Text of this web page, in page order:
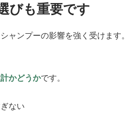
びも重要です
ャンプーの影響を強く受けます。
かどうかです。
ない